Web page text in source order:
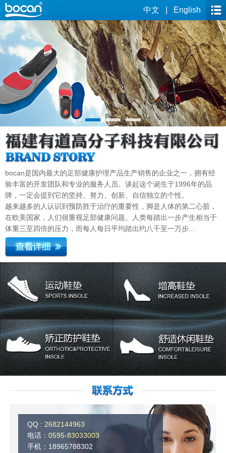
中文 English
bocan是国内最大的足部健康护理产品生产销售的企业之一，拥有经
验丰富的开发团队和专业的服务人员。谈起这个诞生于1996年的品
牌，一定会提到它的坚持、努力、创新、自信独立的个性。
越来越多的人认识到预防胜于治疗的重要性，脚是人体的第二心脏，
在欧美国家，人们很重视足部健康问题。人类每踏出一步产生相当于
体重三至四倍的压力，而每人每日平均踏出约八千至一万步...
QQ : 2682144963
电话： 0595-83033003
手机：18965788302